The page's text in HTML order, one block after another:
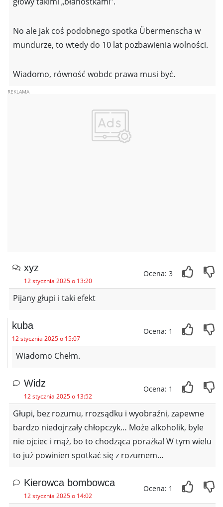
No ale jak coś podobnego spotka Übermenscha w
mundurze, to wtedy do 10 lat pozbawienia wolności.
Wiadomo, równość wobdc prawa musi być.
xyz
12 stycznia 2025 o 13:20
Ocena: 3
Pijany głupi i taki efekt
kuba
12 stycznia 2025 o 15:07
Ocena: 1
Wiadomo Chełm.
Widz
12 stycznia 2025 o 13:52
Ocena: 1
Głupi, bez rozumu, rrozsądku i wyobraźni, zapewne
bardzo niedojrzały chłopczyk… Może alkoholik, byle
nie ojciec i mąż, bo to chodząca porażka! W tym wielu
to już powinien spotkać się z rozumem…
Kierowca bombowca
12 stycznia 2025 o 14:02
Ocena: 1